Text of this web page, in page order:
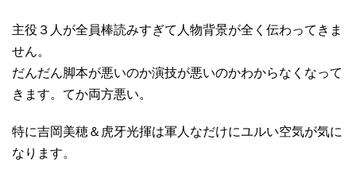
主役３人が全員棒読みすぎて人物背景が全く伝わってきま
せん。
だんだん脚本が悪いのか演技が悪いのかわからなくなって
きます。てか両方悪い。
特に吉岡美穂＆虎牙光揮は軍人なだけにユルい空気が気に
なります。